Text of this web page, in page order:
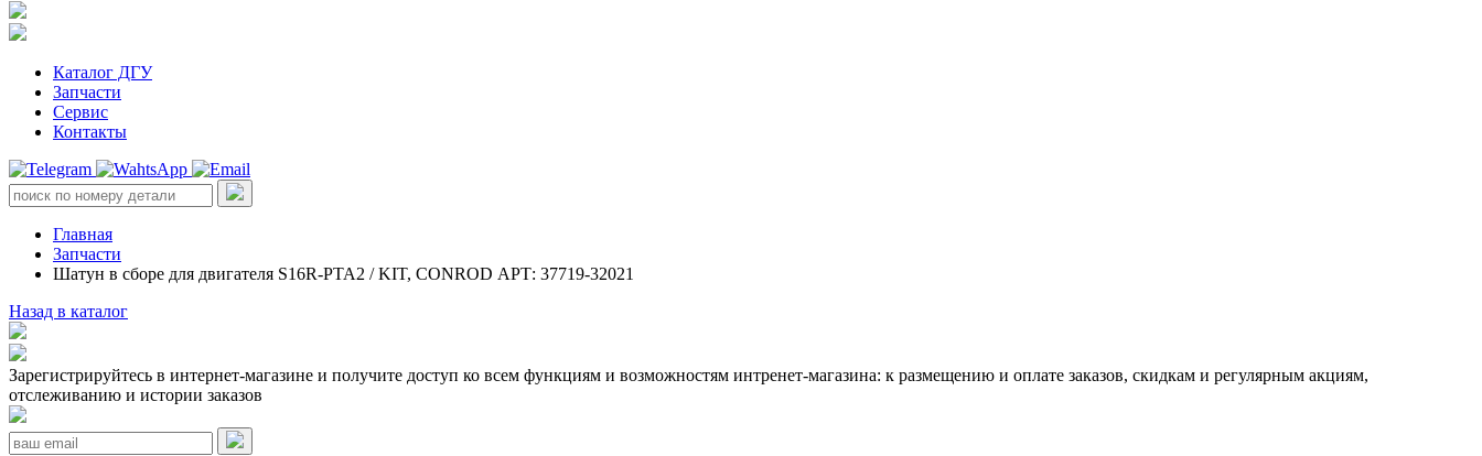
Каталог ДГУ
Запчасти
Сервис
Контакты
Главная
Запчасти
Шатун в сборе для двигателя S16R-PTA2 / KIT, CONROD АРТ: 37719-32021
Назад в каталог
Зарегистрируйтесь в интернет-магазине и получите доступ ко всем функциям и возможностям интренет-магазина: к размещению и оплате заказов, скидкам и регулярным акциям,
отслеживанию и истории заказов